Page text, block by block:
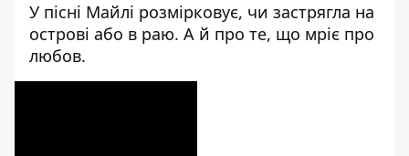
У пісні Майлі розмірковує, чи застрягла на
острові або в раю. А й про те, що мріє про
любов.